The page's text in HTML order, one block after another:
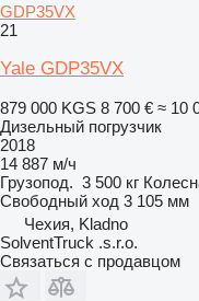
GDP35VX
21
Yale GDP35VX
879 000 KGS 8 700 € ≈ 10
Дизельный погрузчик
2018
14 887 м/ч
Грузопод. 3 500 кг
Свободный ход 3 105 мм
Чехия, Kladno
SolventTruck .s.r.o.
Связаться с продавцом